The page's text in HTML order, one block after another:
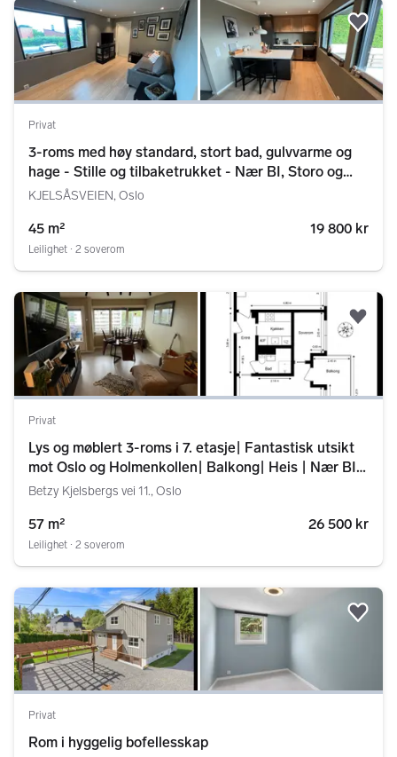
Privat
3-roms med høy standard, stort bad, gulvvarme og
hage - Stille og tilbaketrukket - Nær BI, Storo og
marka
KJELSÅSVEIEN, Oslo
45 m² 19 800 kr
Leilighet ∙ 2 soverom
Privat
Lys og møblert 3-roms i 7. etasje| Fantastisk utsikt
mot Oslo og Holmenkollen| Balkong| Heis | Nær BI,
Storo, Nydalen.
Betzy Kjelsbergs vei 11., Oslo
57 m² 26 500 kr
Leilighet ∙ 2 soverom
Privat
Rom i hyggelig bofellesskap